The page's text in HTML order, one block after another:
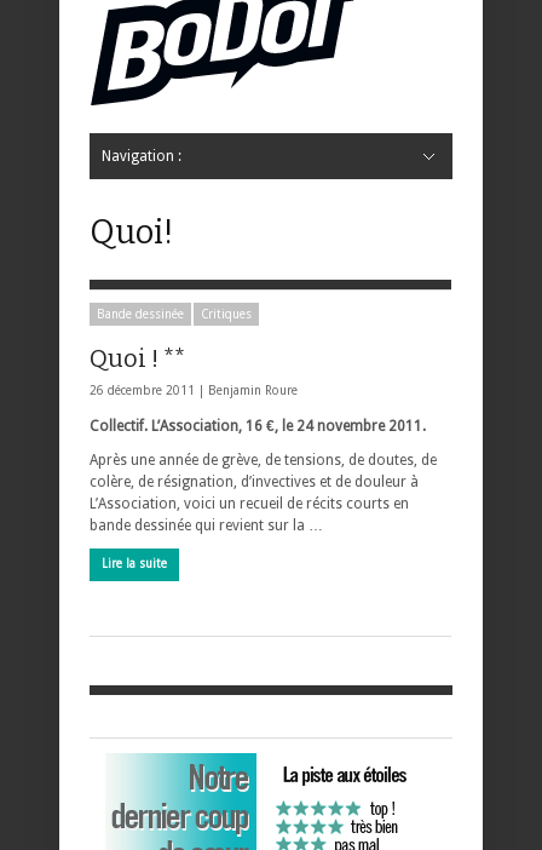
Navigation :
Quoi!
Bande dessinée Critiques
Quoi ! **
26 décembre 2011 | Benjamin Roure
Collectif. L’Association, 16 €, le 24 novembre 2011.
Après une année de grève, de tensions, de doutes, de
colère, de résignation, d’invectives et de douleur à
L’Association, voici un recueil de récits courts en
bande dessinée qui revient sur la …
Lire la suite